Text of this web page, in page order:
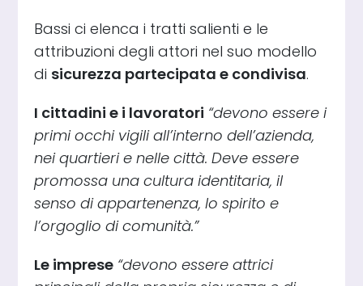
Bassi ci elenca i tratti salienti e le
attribuzioni degli attori nel suo modello
di sicurezza partecipata e condivisa.
I cittadini e i lavoratori “devono essere i
primi occhi vigili all’interno dell’azienda,
nei quartieri e nelle città. Deve essere
promossa una cultura identitaria, il
senso di appartenenza, lo spirito e
l’orgoglio di comunità.”
Le imprese “devono essere attrici